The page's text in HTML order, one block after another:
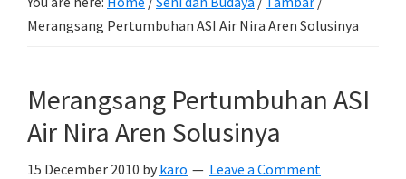
Karo,
sejarah
Merangsang Pertumbuhan ASI Air Nira Aren Solusinya
Merangsang Pertumbuhan ASI
Air Nira Aren Solusinya
15 December 2010 by karo Leave a Comment